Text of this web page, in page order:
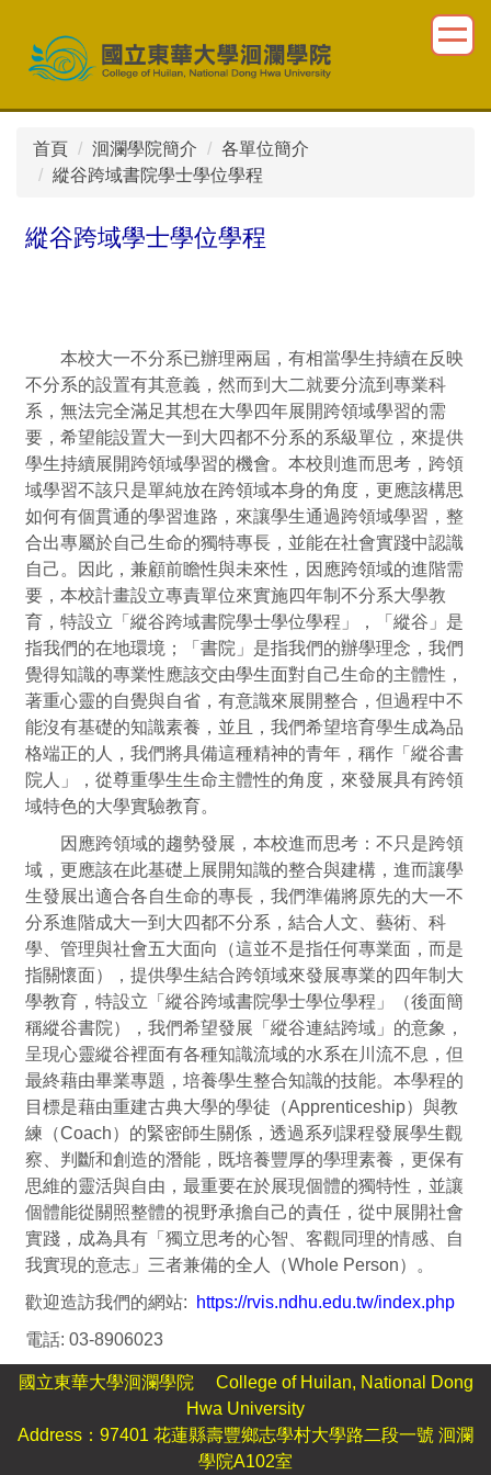
首頁 洄瀾學院簡介
各單位簡介
縱谷跨域書院學士學位學程
縱谷跨域學士學位學程
本校大一不分系已辦理兩屆，有相當學生持續在反映
不分系的設置有其意義，然而到大二就要分流到專業科
系，無法完全滿足其想在大學四年展開跨領域學習的需
要，希望能設置大一到大四都不分系的系級單位，來提供
學生持續展開跨領域學習的機會。本校則進而思考，跨領
域學習不該只是單純放在跨領域本身的角度，更應該構思
如何有個貫通的學習進路，來讓學生通過跨領域學習，整
合出專屬於自己生命的獨特專長，並能在社會實踐中認識
自己。因此，兼顧前瞻性與未來性，因應跨領域的進階需
要，本校計畫設立專責單位來實施四年制不分系大學教
育，特設立「縱谷跨域書院學士學位學程」，「縱谷」是
指我們的在地環境；「書院」是指我們的辦學理念，我們
覺得知識的專業性應該交由學生面對自己生命的主體性，
著重心靈的自覺與自省，有意識來展開整合，但過程中不
能沒有基礎的知識素養，並且，我們希望培育學生成為品
格端正的人，我們將具備這種精神的青年，稱作「縱谷書
院人」，從尊重學生生命主體性的角度，來發展具有跨領
域特色的大學實驗教育。
因應跨領域的趨勢發展，本校進而思考：不只是跨領
域，更應該在此基礎上展開知識的整合與建構，進而讓學
生發展出適合各自生命的專長，我們準備將原先的大一不
分系進階成大一到大四都不分系，結合人文、藝術、科
學、管理與社會五大面向（這並不是指任何專業面，而是
指關懷面），提供學生結合跨領域來發展專業的四年制大
學教育，特設立「縱谷跨域書院學士學位學程」（後面簡
稱縱谷書院），我們希望發展「縱谷連結跨域」的意象，
呈現心靈縱谷裡面有各種知識流域的水系在川流不息，但
最終藉由畢業專題，培養學生整合知識的技能。本學程的
目標是藉由重建古典大學的學徒（Apprenticeship）與教
練（Coach）的緊密師生關係，透過系列課程發展學生觀
察、判斷和創造的潛能，既培養豐厚的學理素養，更保有
思維的靈活與自由，最重要在於展現個體的獨特性，並讓
個體能從關照整體的視野承擔自己的責任，從中展開社會
實踐，成為具有「獨立思考的心智、客觀同理的情感、自
我實現的意志」三者兼備的全人（Whole Person）。
歡迎造訪我們的網站:
https://rvis.ndhu.edu.tw/index.php
電話: 03-8906023
國立東華大學洄瀾學院 College of Huilan, National Dong
Hwa University
Address：97401 花蓮縣壽豐鄉志學村大學路二段一號 洄瀾
學院A102室